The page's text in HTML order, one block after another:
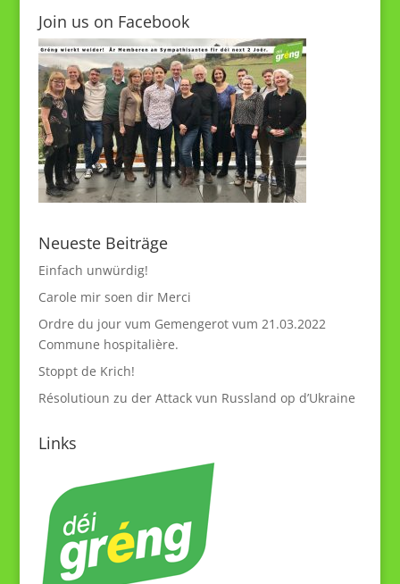
Join us on Facebook
Neueste Beiträge
Einfach unwürdig!
Carole mir soen dir Merci
Ordre du jour vum Gemengerot vum 21.03.2022
Commune hospitalière.
Stoppt de Krich!
Résolutioun zu der Attack vun Russland op d’Ukraine
Links